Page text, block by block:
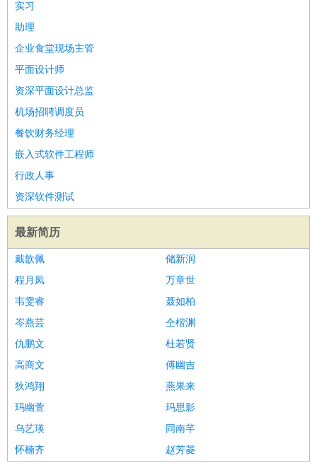
实习
助理
企业食堂现场主管
平面设计师
资深平面设计总监
机场招聘调度员
餐饮财务经理
嵌入式软件工程师
行政人事
资深软件测试
最新简历
戴歆佩
储新润
程月凤
万章世
韦雯睿
聂如柏
岑燕芸
仝楷渊
仇鹏文
杜若贤
高商文
傅幽吉
狄鸿翔
燕果来
玛幽萱
玛思影
乌艺瑛
同南芊
怀楠齐
赵芳菱